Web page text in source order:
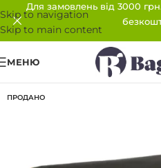
Skip to navigation
Skip to main content
Для замовлень від 3000
МЕНЮ
ПРОДАНО